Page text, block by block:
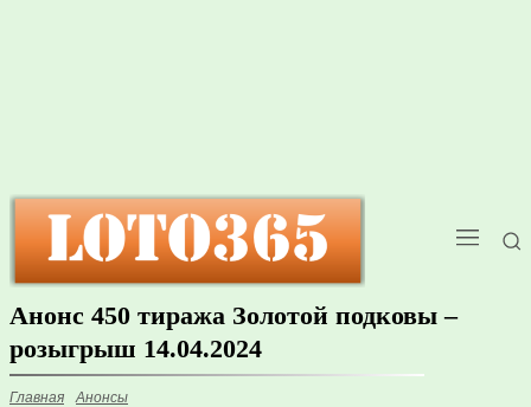
Анонс 450 тиража Золотой подковы –
розыгрыш 14.04.2024
Главная Анонсы